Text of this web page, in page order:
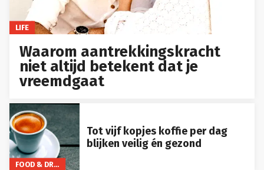
LIFE
Waarom aantrekkingskracht
niet altijd betekent dat je
vreemdgaat
FOOD & DRINKS
Tot vijf kopjes koffie per dag
blijken veilig én gezond